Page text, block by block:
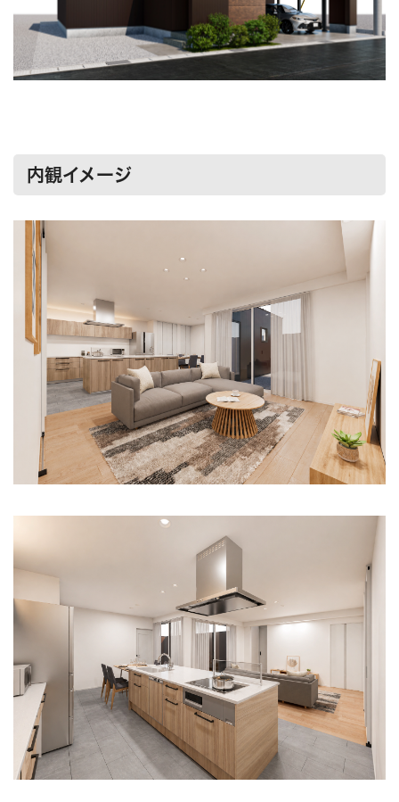
内観イメージ